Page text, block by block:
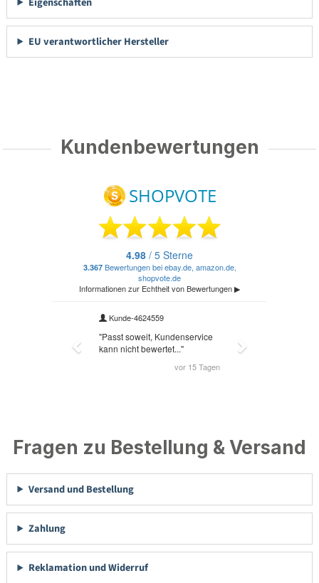
EU verantwortlicher Hersteller
Kundenbewertungen
Fragen zu Bestellung & Versand
Versand und Bestellung
Zahlung
Reklamation und Widerruf